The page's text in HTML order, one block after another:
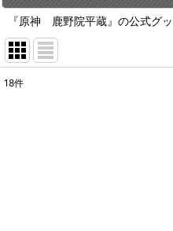
『原神 鹿野院平蔵』の公式グ
18件